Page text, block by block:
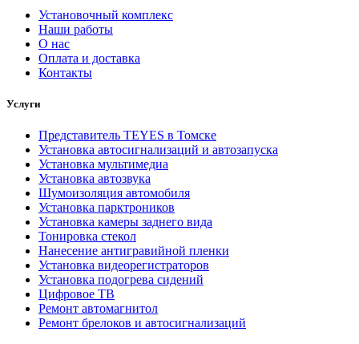
Установочный комплекс
Наши работы
О нас
Оплата и доставка
Контакты
Услуги
Представитель TEYES в Томске
Установка автосигнализаций и автозапуска
Установка мультимедиа
Установка автозвука
Шумоизоляция автомобиля
Установка парктроников
Установка камеры заднего вида
Тонировка стекол
Нанесение антигравийной пленки
Установка видеорегистраторов
Установка подогрева сидений
Цифровое ТВ
Ремонт автомагнитол
Ремонт брелоков и автосигнализаций